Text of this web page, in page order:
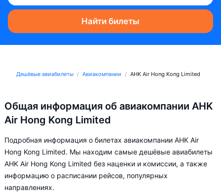
Найти билеты
Дешёвые авиабилеты Авиакомпании AHK Air Hong Kong Limited
Общая информация об авиакомпании AHK
Air Hong Kong Limited
Подробная информация о билетах авиакомпании AHK Air
Hong Kong Limited. Мы находим самые дешёвые авиабилеты
AHK Air Hong Kong Limited без наценки и комиссии, а также
информацию о расписании рейсов, популярных
направлениях.